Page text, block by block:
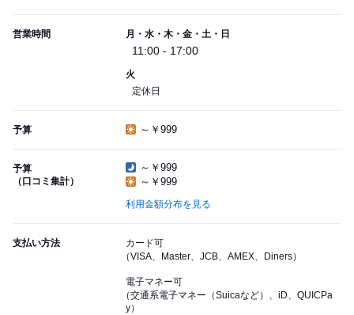
営業時間 月・水・木・金・土・日
11:00 - 17:00
火
定休日
予算 ～￥999
予算
（口コミ集計）
～￥999
～￥999
利用金額分布を見る
支払い方法
カード可
（VISA、Master、JCB、AMEX、Diners）
電子マネー可
（交通系電子マネー（Suicaなど）、iD、QUICPa
y）